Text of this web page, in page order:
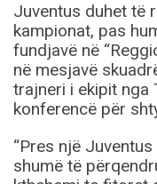
Juventus duhet të
kampionat, pas
fundjavë në
në mesjavë
trajneri i ekipit nga
konferencë për
“Pres një
shumë të